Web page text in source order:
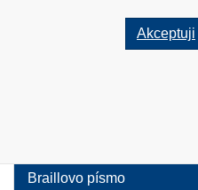
Akceptuji
Braillovo písmo